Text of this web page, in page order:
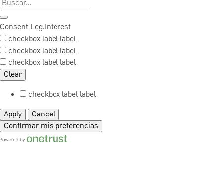
Consent Leg.Interest
checkbox label label
checkbox label label
checkbox label label
Clear
checkbox label label
Apply
Cancel
Confirmar mis preferencias